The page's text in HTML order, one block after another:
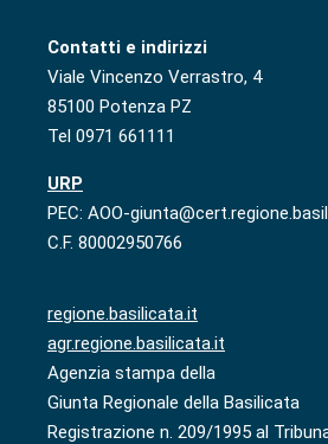
Contatti e indirizzi
Viale Vincenzo Verrastro, 4
85100 Potenza PZ
Tel 0971 661111
URP
PEC: AOO-
C.F. 80002950766
regione.basilicata.it
agr.regione.basilicata.it
Agenzia stampa della
Giunta Regionale della Basilicata
Registrazione n. 209/1995 al